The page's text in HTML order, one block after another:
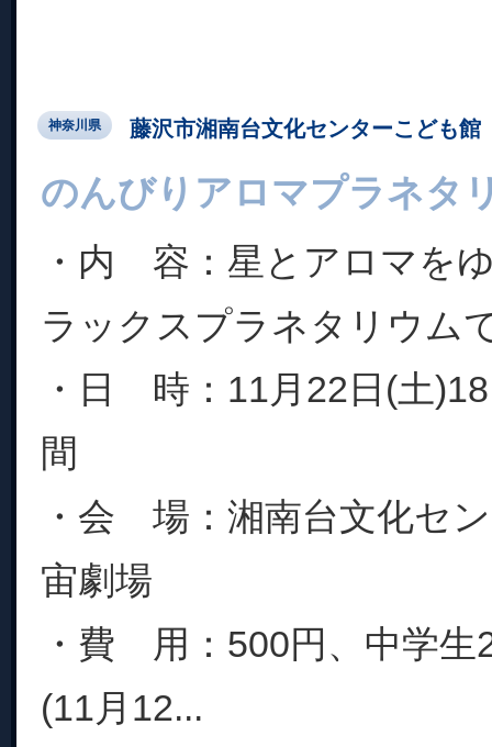
神奈川県 藤沢市湘南台文化センターこども館
のんびりアロマプラネタ
・内 容：星とアロマを
ラックスプラネタリウム
・日 時：11月22日(土
間
・会 場：湘南台文化セ
宙劇場
・費 用：500円、中学生
(11月12...